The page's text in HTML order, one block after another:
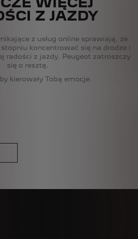
Z JAZDY
z usług online sprawiają, że
koncentrować się na drodze i
radości z jazdy. Peugeot zatroszczy
się o resztę.
kierowały Tobą emocje.